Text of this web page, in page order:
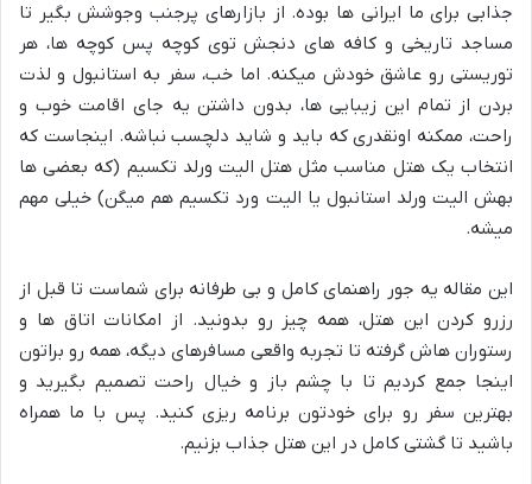
جذابی برای ما ایرانی ها بوده. از بازارهای پرجنب وجوشش بگیر تا
مساجد تاریخی و کافه های دنجش توی کوچه پس کوچه ها، هر
توریستی رو عاشق خودش میکنه. اما خب، سفر به استانبول و لذت
بردن از تمام این زیبایی ها، بدون داشتن یه جای اقامت خوب و
راحت، ممکنه اونقدری که باید و شاید دلچسب نباشه. اینجاست که
انتخاب یک هتل مناسب مثل هتل الیت ورلد تکسیم (که بعضی ها
بهش الیت ورلد استانبول یا الیت ورد تکسیم هم میگن) خیلی مهم
میشه.
این مقاله یه جور راهنمای کامل و بی طرفانه برای شماست تا قبل از
رزرو کردن این هتل، همه چیز رو بدونید. از امکانات اتاق ها و
رستوران هاش گرفته تا تجربه واقعی مسافرهای دیگه، همه رو براتون
اینجا جمع کردیم تا با چشم باز و خیال راحت تصمیم بگیرید و
بهترین سفر رو برای خودتون برنامه ریزی کنید. پس با ما همراه
باشید تا گشتی کامل در این هتل جذاب بزنیم.